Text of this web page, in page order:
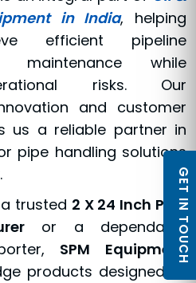
in India, helping
efficient pipeline
maintenance while
risks. Our
and customer
us a reliable partner in
pipe handling solutions
trusted 2 X 24 Inch Pipe
or a dependable
SPM Equipment
products designed to
GET IN TOUCH